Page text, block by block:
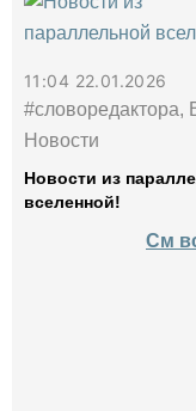
11:04 22.01.2026
#словоредактора,
Новости
Новости из
вселенной!
См